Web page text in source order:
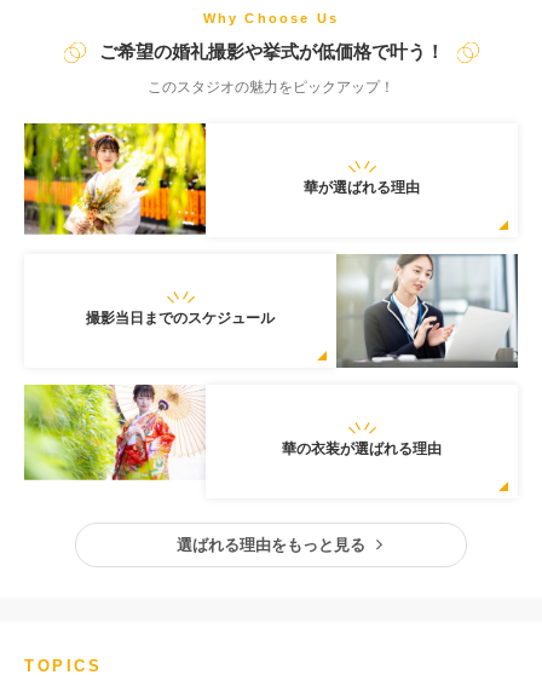
ランにオプションで、毘沙門堂・大覚寺・随心院・正寿院・吉田
神社・大原野神社・洋館・竹林・嵐山・屋形舟、チャペルなど、
Why Choose Us
ご希望の婚礼撮影や挙式が低価格で叶う！
このスタジオの魅力をピックアップ！
華が選ばれる理由
撮影当日までのスケジュール
華の衣装が選ばれる理由
選ばれる理由をもっと見る
TOPICS